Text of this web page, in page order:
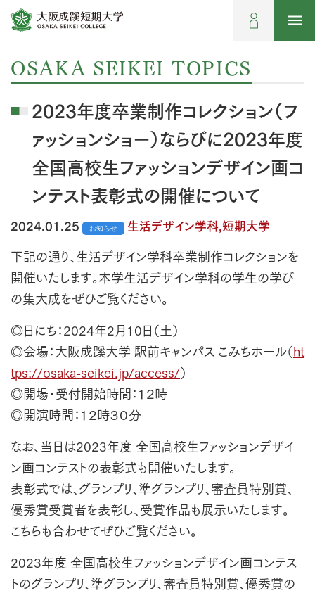
OSAKA SEIKEI TOPICS
2023年度卒業制作コレクション（フ
ァッションショー）ならびに2023年度
全国高校生ファッションデザイン画コ
ンテスト表彰式の開催について
2024.01.25 お知らせ 生活デザイン学科,短期大学
下記の通り、生活デザイン学科卒業制作コレクションを
開催いたします。本学生活デザイン学科の学生の学び
の集大成をぜひご覧ください。
◎日にち：2024年2月10日（土）
◎会場：大阪成蹊大学 駅前キャンパス こみちホール（ht
tps://osaka-seikei.jp/access/）
◎開場・受付開始時間：１２時
◎開演時間：１２時３０分
なお、当日は2023年度 全国高校生ファッションデザイ
ン画コンテストの表彰式も開催いたします。
表彰式では、グランプリ、準グランプリ、審査員特別賞、
優秀賞受賞者を表彰し、受賞作品も展示いたします。
こちらも合わせてぜひご覧ください。
2023年度 全国高校生ファッションデザイン画コンテス
トのグランプリ、準グランプリ、審査員特別賞、優秀賞の